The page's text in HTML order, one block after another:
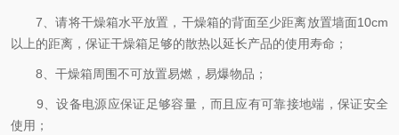
7、请将干燥箱水平放置，干燥箱的背面至少距离放置墙面10cm
以上的距离，保证干燥箱足够的散热以延长产品的使用寿命；
8、干燥箱周围不可放置易燃，易爆物品；
9、设备电源应保证足够容量，而且应有可靠接地端，保证安全
使用；